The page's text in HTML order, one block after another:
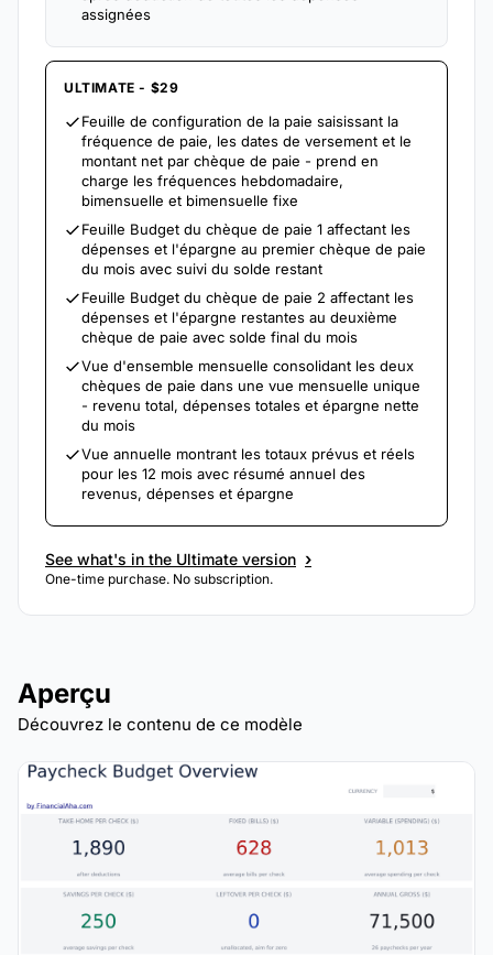
assignées
ULTIMATE - $29
Feuille de configuration de la paie saisissant la
fréquence de paie, les dates de versement et le
montant net par chèque de paie - prend en
charge les fréquences hebdomadaire,
bimensuelle et bimensuelle fixe
Feuille Budget du chèque de paie 1 affectant les
dépenses et l'épargne au premier chèque de paie
du mois avec suivi du solde restant
Feuille Budget du chèque de paie 2 affectant les
dépenses et l'épargne restantes au deuxième
chèque de paie avec solde final du mois
Vue d'ensemble mensuelle consolidant les deux
chèques de paie dans une vue mensuelle unique
- revenu total, dépenses totales et épargne nette
du mois
Vue annuelle montrant les totaux prévus et réels
pour les 12 mois avec résumé annuel des
revenus, dépenses et épargne
See what's in the Ultimate version ›
One-time purchase. No subscription.
Aperçu
Découvrez le contenu de ce modèle